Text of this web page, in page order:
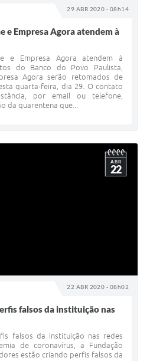
29 ABR 2020 - 08h14
e Empresa Agora atendem à
e Empresa Agora atendem à
do Banco do Povo Paulista,
Agora serão retomados de
quarta-feira, dia 29. O contato
por email ou telefone,
da quarentena que...
22 ABR 2020 - 08h02
ABR
22
falsos da instituição nas
falsos da instituição nas redes
de coronavírus, a Fundação
estão criando perfis falsos da